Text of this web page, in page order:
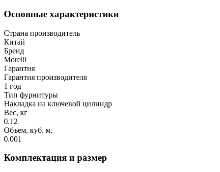
Основные характеристики
Страна производитель
Китай
Бренд
Morelli
Гарантия
Гарантия производителя
1 год
Тип фурнитуры
Накладка на ключевой цилиндр
Вес, кг
0.12
Объем, куб. м.
0.001
Комплектация и размер